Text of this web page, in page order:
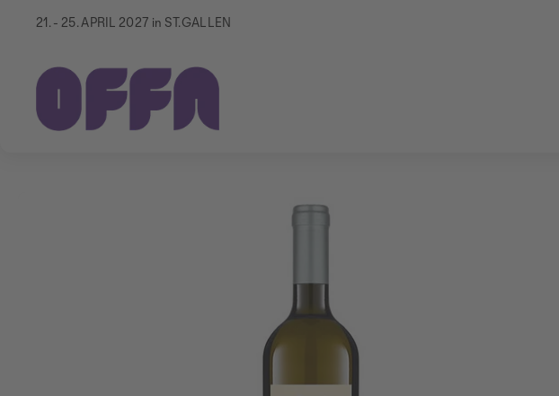
21. - 25. APRIL 2027 in ST.GALLEN